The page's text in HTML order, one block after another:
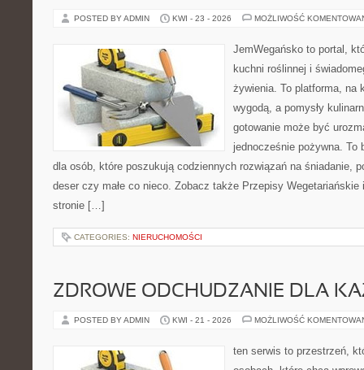
POSTED BY ADMIN KWI - 23 - 2026 MOŻLIWOŚĆ
JemWegańsko to portal,
kuchni roślinnej i
żywienia. To platforma, na
wygodą, a pomysły
gotowanie może być
jednocześnie pożywna. To
dla osób, które poszukują codziennych rozwiązań na śniadanie,
deser czy małe co nieco. Zobacz także Przepisy Wegetariańskie
stronie […]
CATEGORIES: NIERUCHOMOŚCI
ZDROWE ODCHUDZANIE DLA
POSTED BY ADMIN KWI - 21 - 2026 MOŻLIWOŚĆ
ten serwis to przestrzeń,